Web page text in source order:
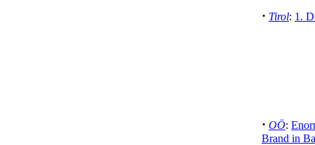
· Tirol: 1.
· OÖ:
Brand in